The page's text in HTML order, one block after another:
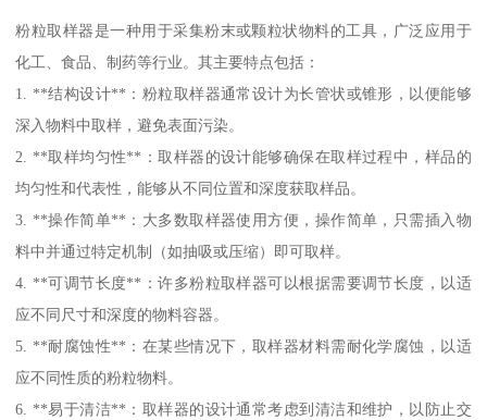
粉粒取样器是一种用于采集粉末或颗粒状物料的工具，广泛应用于
化工、食品、制药等行业。其主要特点包括：
1. **结构设计**：粉粒取样器通常设计为长管状或锥形，以便能够
深入物料中取样，避免表面污染。
2. **取样均匀性**：取样器的设计能够确保在取样过程中，样品的
均匀性和代表性，能够从不同位置和深度获取样品。
3. **操作简单**：大多数取样器使用方便，操作简单，只需插入物
料中并通过特定机制（如抽吸或压缩）即可取样。
4. **可调节长度**：许多粉粒取样器可以根据需要调节长度，以适
应不同尺寸和深度的物料容器。
5. **耐腐蚀性**：在某些情况下，取样器材料需耐化学腐蚀，以适
应不同性质的粉粒物料。
6. **易于清洁**：取样器的设计通常考虑到清洁和维护，以防止交